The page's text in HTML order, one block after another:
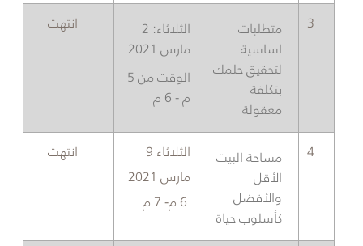
​3
​متطلبات
اساسية
لتحقيق حلمك
بتكلفة
معقولة
الثلاثاء: 2
مارس 2021
الوقت من 5
م - 6 م
انتهت
4​
مساحة البيت
الأقل
والأفضل
كأسلوب حياة
​الثلاثاء 9
مارس 2021
​انتهت